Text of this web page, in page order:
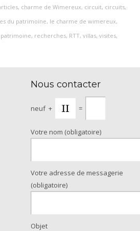
, charme de Wimereux, circuit, circuits,
du patrimoine, le charme de wimereux,
patrimoine, recherches, RTT, villas, visites,
Nous contacter
neuf + =
Votre nom (obligatoire)
Votre adresse de messagerie
(obligatoire)
Objet